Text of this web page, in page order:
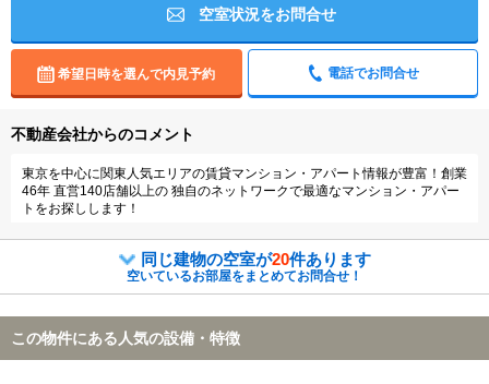
空室状況をお問合せ
希望日時を選んで内見予約 電話でお問合せ
不動産会社からのコメント
東京を中心に関東人気エリアの賃貸マンション・アパート情報が豊富！創業
46年 直営140店舗以上の 独自のネットワークで最適なマンション・アパー
トをお探しします！
同じ建物の空室が20件あります
空いているお部屋をまとめてお問合せ！
この物件にある人気の設備・特徴